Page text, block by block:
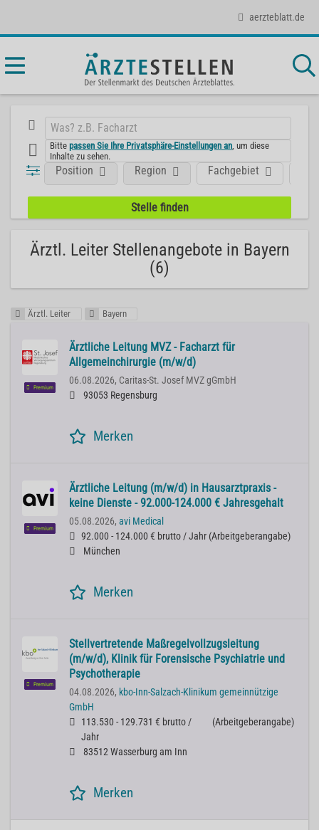
aerzteblatt.de
Bittepassen Sie Ihre Privatsphäre-Einstellungen an , um diese
Inhalte zu sehen.
Position Fachgebiet
Region
Ärztl. Leiter Stellenangebote in Bayern
(6)
Ärztl. Leiter Bayern
Premium
Ärztliche Leitung MVZ - Facharzt für
Allgemeinchirurgie (m/w/d)
06.08.2026, Caritas-St. Josef MVZ gGmbH
93053 Regensburg
Merken
Premium
Ärztliche Leitung (m/w/d) in Hausarztpraxis -
keine Dienste - 92.000-124.000 € Jahresgehalt
05.08.2026, avi Medical
92.000 - 124.000 € brutto / Jahr (Arbeitgeberangabe)
München
Merken
Premium
Stellvertretende Maßregelvollzugsleitung
(m/w/d), Klinik für Forensische Psychiatrie und
Psychotherapie
04.08.2026, kbo-Inn-Salzach-Klinikum gemeinnützige
GmbH
113.530 - 129.731 € brutto /
Jahr
(Arbeitgeberangabe)
83512 Wasserburg am Inn
Merken